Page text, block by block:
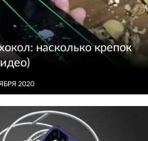
насколько крепок
2020